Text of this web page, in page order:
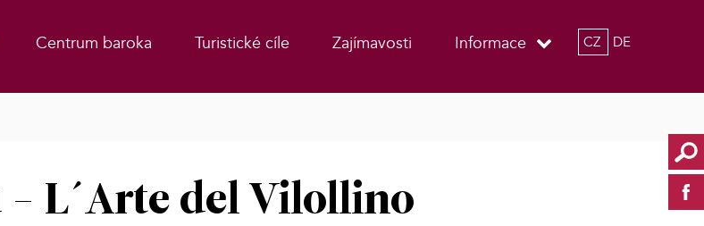
Centrum baroka Turistické cíle Zajímavosti Informace CZ DE
- L´Arte del Vilollino